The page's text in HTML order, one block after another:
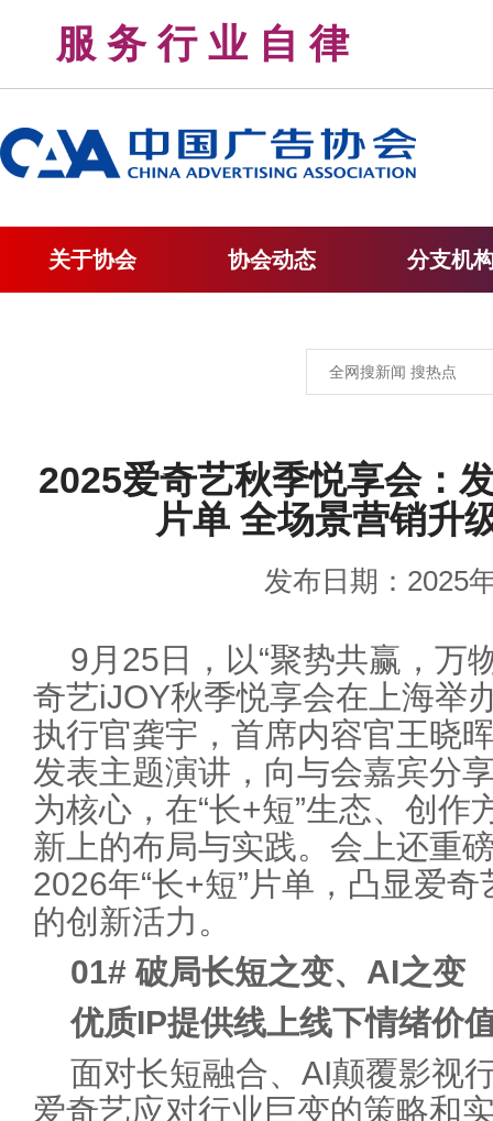
服 务 行 业 自 律
关于协会 协会动态 分支机
2025爱奇艺秋季悦享会：
片单 全场景营销升
发布日期：2025
9月25日，以“聚势共赢，万
奇艺iJOY秋季悦享会在上海举
执行官龚宇，首席内容官王晓
发表主题演讲，向与会嘉宾分
为核心，在“长+短”生态、创
新上的布局与实践。会上还重
2026年“长+短”片单，凸显爱
的创新活力。
01#破局长短之变、AI之变
优质IP提供线上线下情绪价
面对长短融合、AI颠覆影视
爱奇艺应对行业巨变的策略和